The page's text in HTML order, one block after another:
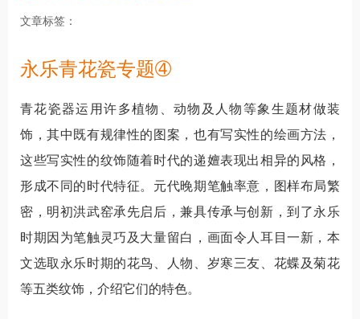
文章标签
永乐青花瓷专题➃
青花瓷器运用许多植物、动物及人物等象生题材做装
饰，其中既有规律性的图案，也有写实性的绘画方法，
这些写实性的纹饰随着时代的递嬗表现出相异的风格，
形成不同的时代特征。元代晚期笔触率意，图样布局繁
密，明初洪武窑承先启后，兼具传承与创新，到了永乐
时期因为笔触灵巧及大量留白，画面令人耳目一新，本
文选取永乐时期的花鸟、人物、岁寒三友、花蝶及菊花
等五类纹饰，介绍它们的特色。